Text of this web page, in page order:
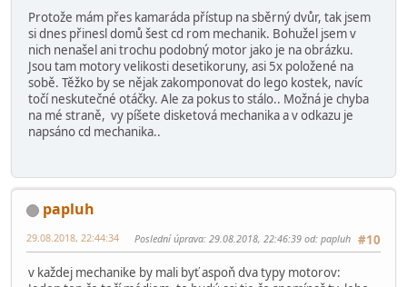
Protože mám přes kamaráda přístup na sběrný dvůr, tak jsem
si dnes přinesl domů šest cd rom mechanik. Bohužel jsem v
nich nenašel ani trochu podobný motor jako je na obrázku.
Jsou tam motory velikosti desetikoruny, asi 5x položené na
sobě. Těžko by se nějak zakomponovat do lego kostek, navíc
točí neskutečné otáčky. Ale za pokus to stálo.. Možná je chyba
na mé straně, vy píšete disketová mechanika a v odkazu je
napsáno cd mechanika..
papluh
#10
29.08.2018, 22:44:34 Poslední úprava: 29.08.2018, 22:46:39 od: papluh
v každej mechanike by mali byť aspoň dva typy motorov: